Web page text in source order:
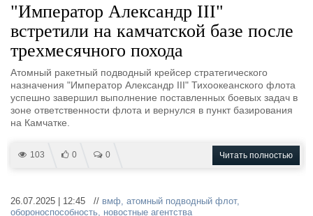
"Император Александр III"
встретили на камчатской базе после
трехмесячного похода
Атомный ракетный подводный крейсер стратегического
назначения "Император Александр III" Тихоокеанского флота
успешно завершил выполнение поставленных боевых задач в
зоне ответственности флота и вернулся в пункт базирования
на Камчатке.
103 0 0 Читать полностью
26.07.2025 | 12:45 // вмф, атомный подводный флот,
обороноспособность, новостные агентства